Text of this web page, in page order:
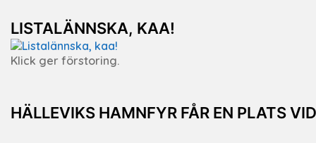
LISTALÄNNSKA, KAA!
Klick ger förstoring.
HÄLLEVIKS HAMNFYR FÅR EN PLATS